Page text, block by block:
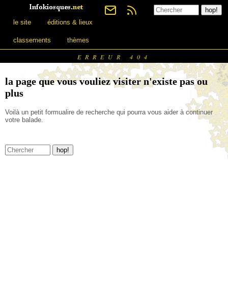
le site éditions & lieux
classements thèmes
ERREUR 404
la page que vous vouliez visiter n'existe pas ou
plus
Voilà un petit formualire de recherche qui pourra vous aider à continuer
votre balade.